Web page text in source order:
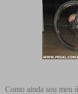
Como ainda sou meu